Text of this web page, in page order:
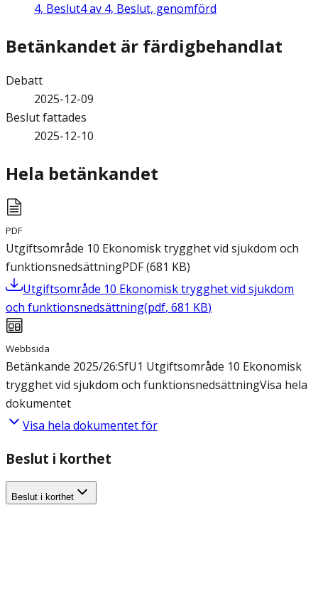
4, Beslut4 av 4, Beslut, genomförd
Betänkandet är färdigbehandlat
Debatt
2025-12-09
Beslut fattades
2025-12-10
Hela betänkandet
PDF
Utgiftsområde 10 Ekonomisk trygghet vid sjukdom och
funktionsnedsättningPDF(681 KB)
Utgiftsområde 10 Ekonomisk trygghet vid sjukdom
och funktionsnedsättning(pdf, 681 KB)
Webbsida
Betänkande 2025/26:SfU1 Utgiftsområde 10 Ekonomisk
trygghet vid sjukdom och funktionsnedsättningVisa hela
dokumentet
Visa hela dokumentet för
Beslut i korthet
Beslut i korthet